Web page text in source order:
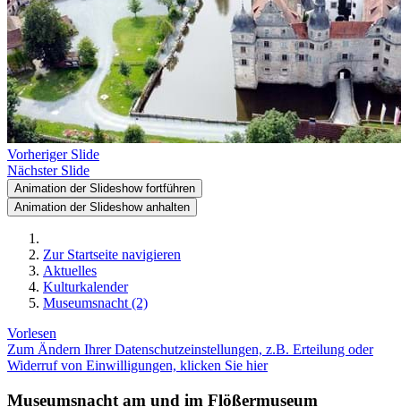
Vorheriger Slide
Nächster Slide
Animation der Slideshow fortführen
Animation der Slideshow anhalten
Zur Startseite navigieren
Aktuelles
Kulturkalender
Museumsnacht (2)
Vorlesen
Zum Ändern Ihrer Datenschutzeinstellungen, z.B. Erteilung oder
Widerruf von Einwilligungen, klicken Sie hier
Museumsnacht am und im Flößermuseum